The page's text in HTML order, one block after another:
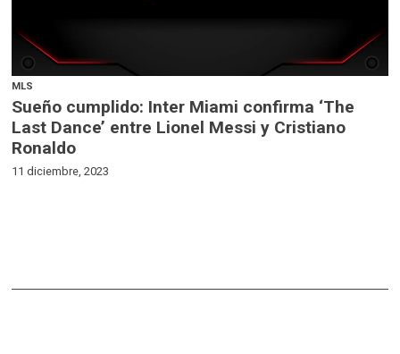
MLS
Sueño cumplido: Inter Miami confirma ‘The
Last Dance’ entre Lionel Messi y Cristiano
Ronaldo
11 diciembre, 2023